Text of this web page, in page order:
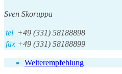
Sven Skoruppa
tel +49 (331) 58188898
fax +49 (331) 58188899
Weiterempfehlung